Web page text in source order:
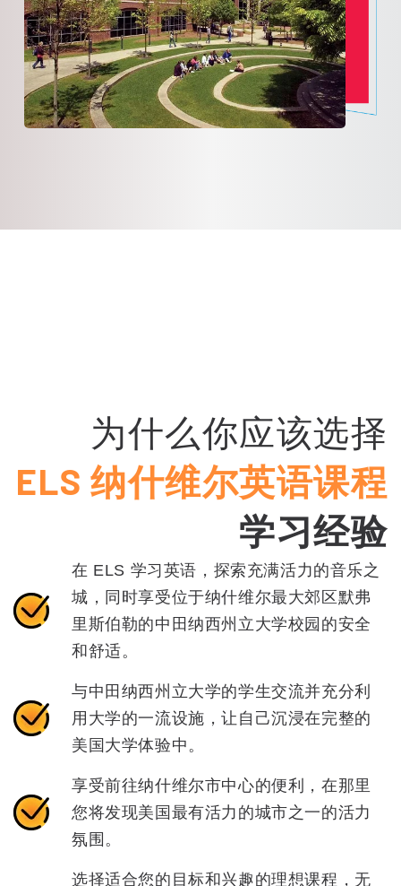
为什么你应该选择
ELS 纳什维尔英语课程
学习经验
在 ELS 学习英语，探索充满活力的音乐之
城，同时享受位于纳什维尔最大郊区默弗
里斯伯勒的中田纳西州立大学校园的安全
和舒适。
与中田纳西州立大学的学生交流并充分利
用大学的一流设施，让自己沉浸在完整的
美国大学体验中。
享受前往纳什维尔市中心的便利，在那里
您将发现美国最有活力的城市之一的活力
氛围。
选择适合您的目标和兴趣的理想课程，无